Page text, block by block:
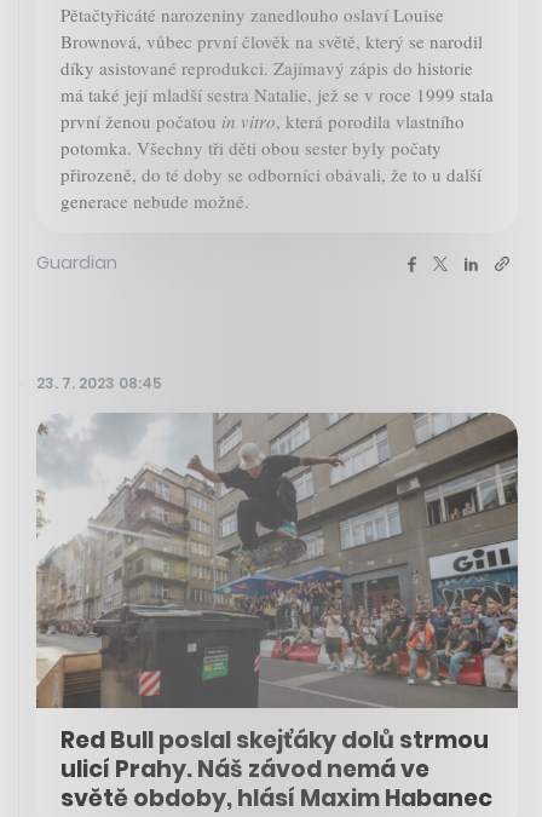
Pětačtyřicáté narozeniny zanedlouho oslaví Louise
Brownová, vůbec první člověk na světě, který se narodil
díky asistované reprodukci. Zajímavý zápis do historie
má také její mladší sestra Natalie, jež se v roce 1999 stala
první ženou počatou in vitro, která porodila vlastního
potomka. Všechny tři děti obou sester byly počaty
přirozeně, do té doby se odborníci obávali, že to u další
generace nebude možné.
Guardian
23. 7. 2023 08:45
Red Bull poslal skejťáky dolů strmou
ulicí Prahy. Náš závod nemá ve
světě obdoby, hlásí Maxim Habanec